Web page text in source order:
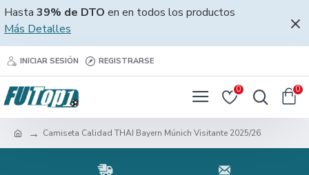
Hasta 39% de DTO en en todos los productos
Más Detalles
INICIAR SESIÓN REGISTRARSE
0 0
Camiseta Calidad THAI Bayern Múnich Visitante 2025/26